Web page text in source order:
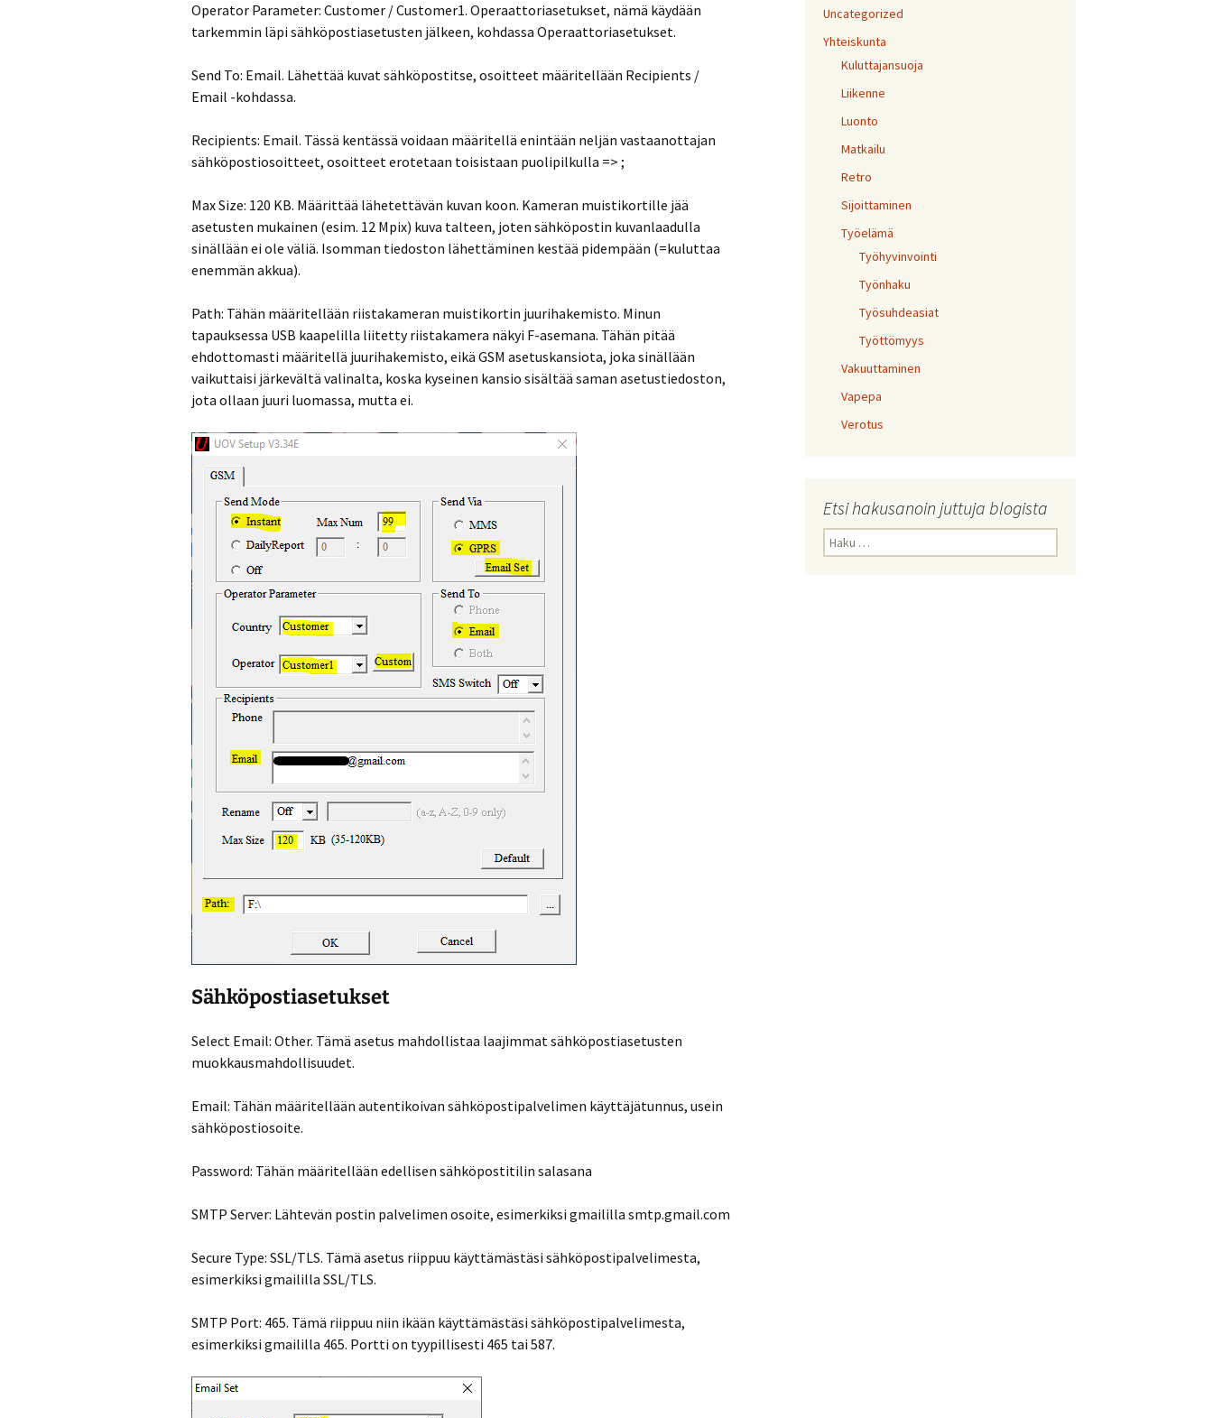
Operator Parameter: Customer / Customer1. Operaattoriasetukset, nämä käydään
tarkemmin läpi sähköpostiasetusten jälkeen, kohdassa Operaattoriasetukset.
Send To: Email. Lähettää kuvat sähköpostitse, osoitteet määritellään Recipients /
Email -kohdassa.
Recipients: Email. Tässä kentässä voidaan määritellä enintään neljän vastaanottajan
sähköpostiosoitteet, osoitteet erotetaan toisistaan puolipilkulla => ;
Max Size: 120 KB. Määrittää lähetettävän kuvan koon. Kameran muistikortille jää
asetusten mukainen (esim. 12 Mpix) kuva talteen, joten sähköpostin kuvanlaadulla
sinällään ei ole väliä. Isomman tiedoston lähettäminen kestää pidempään (=kuluttaa
enemmän akkua).
Path: Tähän määritellään riistakameran muistikortin juurihakemisto. Minun
tapauksessa USB kaapelilla liitetty riistakamera näkyi F-asemana. Tähän pitää
ehdottomasti määritellä juurihakemisto, eikä GSM asetuskansiota, joka sinällään
vaikuttaisi järkevältä valinalta, koska kyseinen kansio sisältää saman asetustiedoston,
jota ollaan juuri luomassa, mutta ei.
Sähköpostiasetukset
Select Email: Other. Tämä asetus mahdollistaa laajimmat sähköpostiasetusten
muokkausmahdollisuudet.
Email: Tähän määritellään autentikoivan sähköpostipalvelimen käyttäjätunnus, usein
sähköpostiosoite.
Password: Tähän määritellään edellisen sähköpostitilin salasana
SMTP Server: Lähtevän postin palvelimen osoite, esimerkiksi gmaililla smtp.gmail.com
Secure Type: SSL/TLS. Tämä asetus riippuu käyttämästäsi sähköpostipalvelimesta,
esimerkiksi gmaililla SSL/TLS.
SMTP Port: 465. Tämä riippuu niin ikään käyttämästäsi sähköpostipalvelimesta,
esimerkiksi gmaililla 465. Portti on tyypillisesti 465 tai 587.
Uncategorized
Yhteiskunta
Kuluttajansuoja
Liikenne
Luonto
Matkailu
Retro
Sijoittaminen
Työelämä
Työhyvinvointi
Työnhaku
Työsuhdeasiat
Työttömyys
Vakuuttaminen
Vapepa
Verotus
Etsi hakusanoin juttuja blogista
Haku: